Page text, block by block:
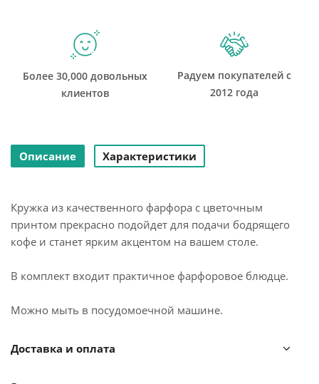
Более 30,000 довольных
клиентов
Радуем покупателей с
2012 года
Описание Характеристики
Кружка из качественного фарфора с цветочным
принтом прекрасно подойдет для подачи бодрящего
кофе и станет ярким акцентом на вашем столе.
В комплект входит практичное фарфоровое блюдце.
Можно мыть в посудомоечной машине.
Доставка и оплата